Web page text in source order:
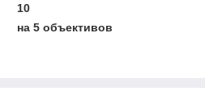
10
на 5 объективов